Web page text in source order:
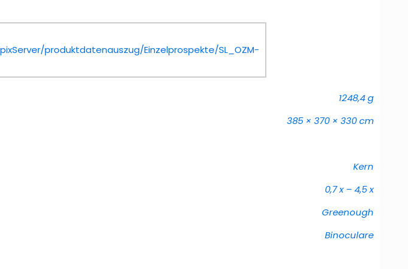
produktdatenauszug/Einzelprospekte/SL_OZM-
1248,4 g
385 × 370 × 330 cm
Kern
0,7 x – 4,5 x
Greenough
Binoculare